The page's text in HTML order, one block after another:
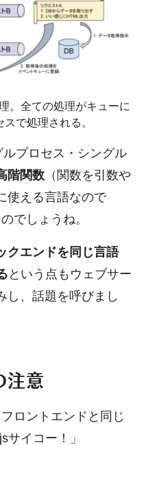
。全ての処理がキューに
で処理される。
プロセス・シングル
階関数 （関数を引数や
使える言語なので
でしょうね。
クエンドを同じ言語
という点もウェブサー
し、話題を呼びまし
注意
ロントエンドと同じ
イコー！」